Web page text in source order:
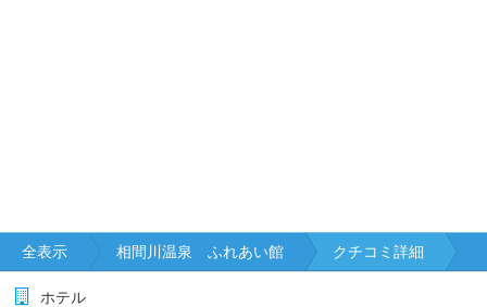
全表示 相間川温泉 ふれあい館 クチコミ詳細
ホテル